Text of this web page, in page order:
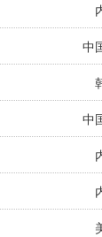
中
中